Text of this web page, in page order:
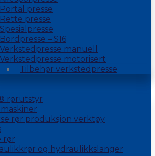
Portal presse
Rette presse
Spesialpresse
Bordpresse – S16
Verkstedpresse manuell
Verkstedpresse motorisert
Tilbehør verkstedpresse
rørutstyr
rør produksjon verktøy
rør
og hydraulikkslanger